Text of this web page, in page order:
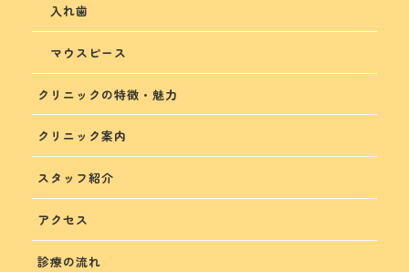
入れ歯
マウスピース
クリニックの特徴・魅力
クリニック案内
スタッフ紹介
アクセス
診療の流れ